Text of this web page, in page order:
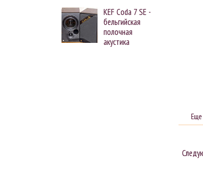
KEF Coda 7 SE -
бельгийская
полочная
акустика